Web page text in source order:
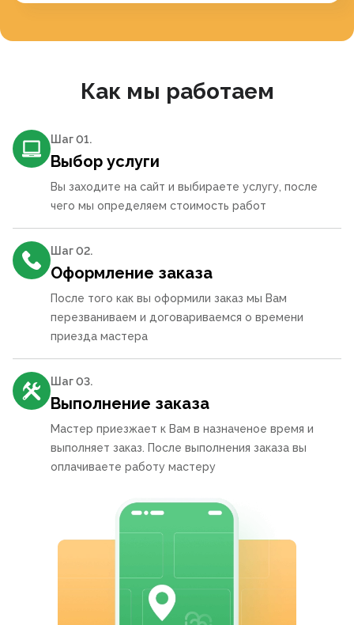
Как мы работаем
Шаг 01.
Выбор услуги
Вы заходите на сайт и выбираете услугу, после
чего мы определяем стоимость работ
Шаг 02.
Оформление заказа
После того как вы оформили заказ мы Вам
перезваниваем и договариваемся о времени
приезда мастера
Шаг 03.
Выполнение заказа
Мастер приезжает к Вам в назначеное время и
выполняет заказ. После выполнения заказа вы
оплачиваете работу мастеру